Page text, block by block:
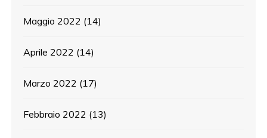
Maggio 2022 (14)
Aprile 2022 (14)
Marzo 2022 (17)
Febbraio 2022 (13)